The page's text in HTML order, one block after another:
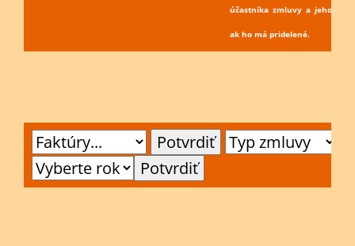
účastníka zmluvy a jeho
ak ho má pridelené.